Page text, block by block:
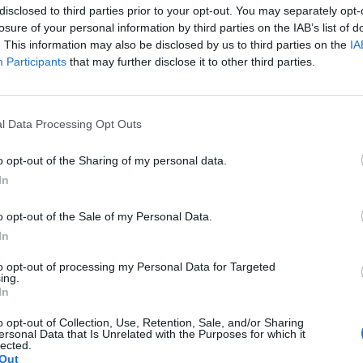
to third parties prior to your opt-out. You may separately
of your personal information by third parties on the IAB’s list of
This information may also be disclosed by us to third parties on the
Participants that may further disclose it to other third parties.
Data Processing Opt Outs
opt-out of the Sharing of my personal data.
opt-out of the Sale of my Personal Data.
opt-out of processing my Personal Data for Targeted
opt-out of Collection, Use, Retention, Sale, and/or Sharing
Data that Is Unrelated with the Purposes for which it
nas do preferowanych źródeł w Google
3600 zł miesięcznie zamiast 800+. Nowa propozycja dla
dzieci do 3. roku życia